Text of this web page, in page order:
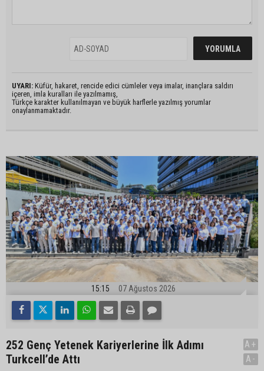
UYARI: Küfür, hakaret, rencide edici cümleler veya imalar, inançlara saldırı
içeren, imla kuralları ile yazılmamış,
Türkçe karakter kullanılmayan ve büyük harflerle yazılmış yorumlar
onaylanmamaktadır.
15:15 07 Ağustos 2026
252 Genç Yetenek Kariyerlerine İlk Adımı
Turkcell’de Attı
A+
A-